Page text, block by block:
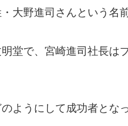
大野進司さんという名
堂で、宮崎進司社長は
ようにして成功者とな